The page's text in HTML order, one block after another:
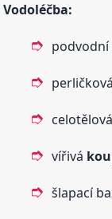
Vodoléčba:
podvodní
perličková
vířivá
šlapací